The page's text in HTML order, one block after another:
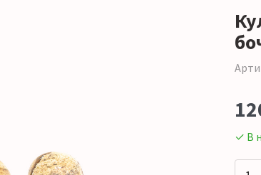
✓ В